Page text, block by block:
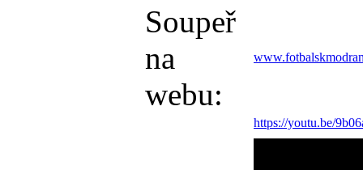
Soupeř
na
webu:
https://youtu.be/